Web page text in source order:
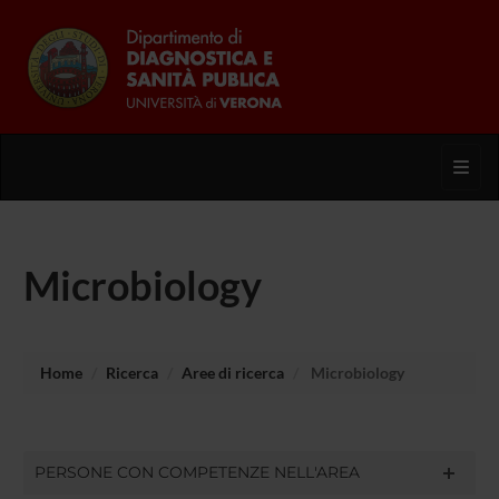
Microbiology
Home Ricerca Aree di ricerca Microbiology
PERSONE CON COMPETENZE NELL'AREA